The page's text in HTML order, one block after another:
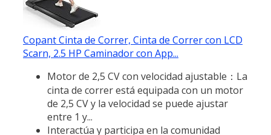
Copant Cinta de Correr, Cinta de Correr con LCD
Scarn, 2.5 HP Caminador con App...
Motor de 2,5 CV con velocidad ajustable：La
cinta de correr está equipada con un motor
de 2,5 CV y la velocidad se puede ajustar
entre 1 y...
Interactúa y participa en la comunidad